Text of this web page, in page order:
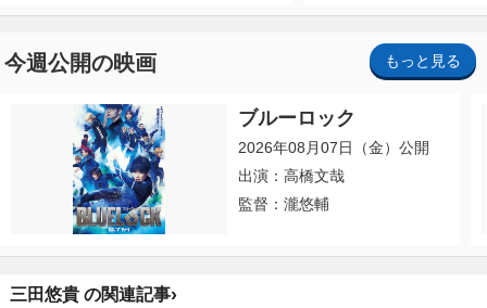
今週公開の映画 もっと見る
ブルーロック
2026年08月07日（金）公開
出演：高橋文哉
監督：瀧悠輔
三田悠貴 の関連記事›